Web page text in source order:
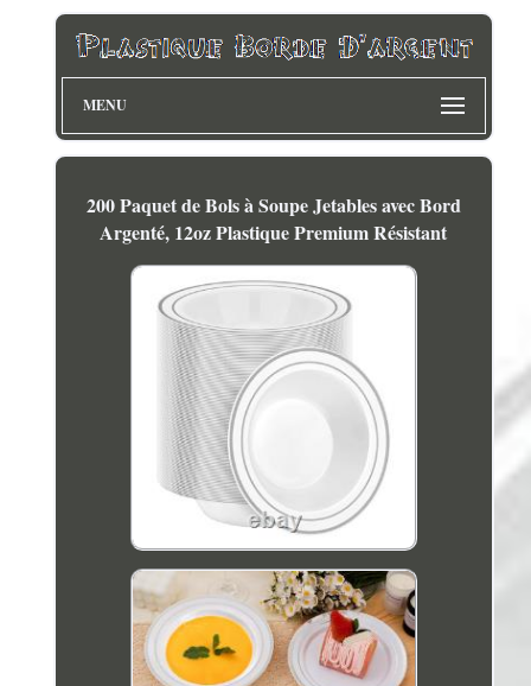
MENU
200 Paquet de Bols à Soupe Jetables avec Bord
Argenté, 12oz Plastique Premium Résistant